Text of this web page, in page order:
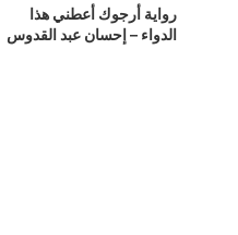
رواية أرجوك أعطني هذا
الدواء – إحسان عبد القدوس